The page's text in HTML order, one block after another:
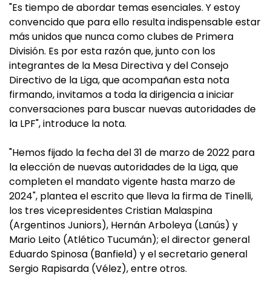
"Es tiempo de abordar temas esenciales. Y estoy
convencido que para ello resulta indispensable estar
más unidos que nunca como clubes de Primera
División. Es por esta razón que, junto con los
integrantes de la Mesa Directiva y del Consejo
Directivo de la Liga, que acompañan esta nota
firmando, invitamos a toda la dirigencia a iniciar
conversaciones para buscar nuevas autoridades de
la LPF", introduce la nota.
"Hemos fijado la fecha del 31 de marzo de 2022 para
la elección de nuevas autoridades de la Liga, que
completen el mandato vigente hasta marzo de
2024", plantea el escrito que lleva la firma de Tinelli,
los tres vicepresidentes Cristian Malaspina
(Argentinos Juniors), Hernán Arboleya (Lanús) y
Mario Leito (Atlético Tucumán); el director general
Eduardo Spinosa (Banfield) y el secretario general
Sergio Rapisarda (Vélez), entre otros.